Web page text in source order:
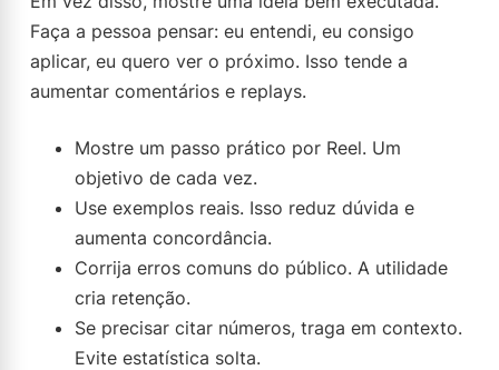
Faça a pessoa pensar: eu entendi, eu consigo
aplicar, eu quero ver o próximo. Isso tende a
aumentar comentários e replays.
Mostre um passo prático por Reel. Um
objetivo de cada vez.
Use exemplos reais. Isso reduz dúvida e
aumenta concordância.
Corrija erros comuns do público. A utilidade
cria retenção.
Se precisar citar números, traga em contexto.
Evite estatística solta.